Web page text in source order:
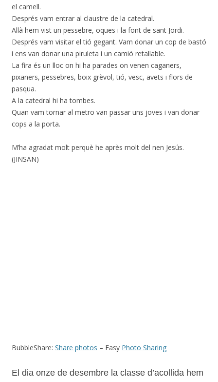
el camell.
Després vam entrar al claustre de la catedral.
Allà hem vist un pessebre, oques i la font de sant Jordi.
Després vam visitar el tió gegant. Vam donar un cop de bastó
i ens van donar una piruleta i un camió retallable.
La fira és un lloc on hi ha parades on venen caganers,
pixaners, pessebres, boix grèvol, tió, vesc, avets i flors de
pasqua.
A la catedral hi ha tombes.
Quan vam tornar al metro van passar uns joves i van donar
cops a la porta.
M’ha agradat molt perquè he après molt del nen Jesús.
(JINSAN)
BubbleShare: Share photos – Easy Photo Sharing
El dia onze de desembre la classe d’acollida hem